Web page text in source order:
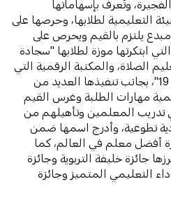
وتُعرف بإسهاماتها
التعليمية لطلابها، وحرصها على
يلتزم بالقيم ويحرص على
ابتكرتها موزة لطلابها "سجادة
الصلاة، والمكتبة الرقمية التي
أطلقتها خلال جائحة "كوفيد ـ 19"، بجانب تنفيذها العديد من
مهارات الطلبة وغرس القيم
المعلمين وتأهيلهم من
تطوعية، وأدرج اسمها ضمن
لجائزة أفضل معلم في العالم، كما
جائزة خليفة التربوية وجائزة
التعليمي المتميز وجائزة